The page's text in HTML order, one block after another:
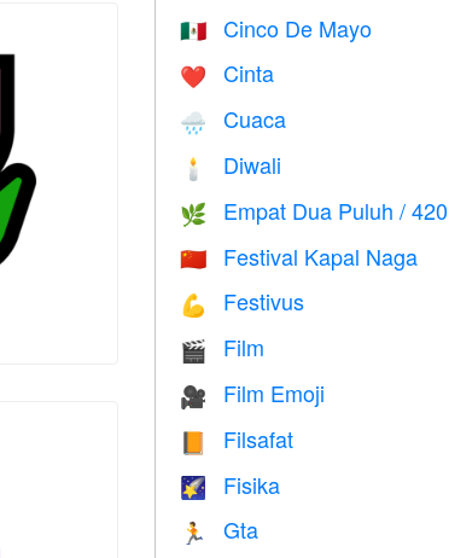
🇲🇽 Cinco De Mayo
❤️️ Cinta
🌧 Cuaca
🕯 Diwali
🌿 Empat Dua Puluh / 420
🇨🇳 Festival Kapal Naga
💪 Festivus
🎬 Film
🎥 Film Emoji
📙 Filsafat
🌠 Fisika
🏃 Gta